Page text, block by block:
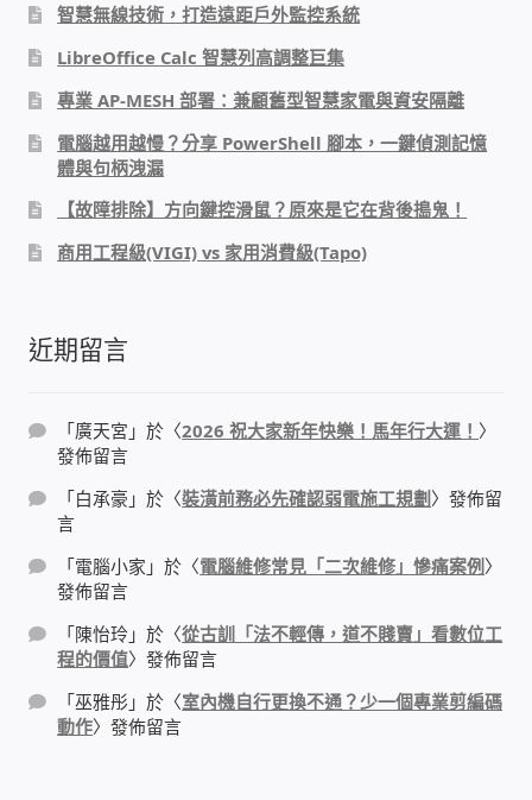
門禁安全控制
感應式門鎖、電子鎖
風速傳感器+PLC自動控制
mOA雲考勤 指紋、卡片、手機APP GPS打卡
智慧櫃
電子鎖 凱特安Kwikset
電子模組電路模塊
門禁安全控制 工具 軟體 手冊
智慧無線技術，打造遠距戶外監控系統
LibreOffice Calc 智慧列高調整巨集
專業 AP-MESH 部署：兼顧舊型智慧家電與資安隔離
電腦越用越慢？分享 PowerShell 腳本，一鍵偵測記憶
體與句柄洩漏
【故障排除】方向鍵控滑鼠？原來是它在背後搗鬼！
商用工程級(VIGI) vs 家用消費級(Tapo)
近期留言
「廣天宮 」於〈2026 祝大家新年快樂！馬年行大運！ 〉
發佈留言
「白承豪 」於〈裝潢前務必先確認弱電施工規劃 〉發佈留
言
「電腦小家 」於〈電腦維修常見「二次維修」慘痛案例 〉
發佈留言
「陳怡玲 」於〈從古訓「法不輕傳，道不賤賣」看數位工
程的價值〉發佈留言
「巫雅彤 」於〈室內機自行更換不通？少一個專業剪編碼
動作〉發佈留言